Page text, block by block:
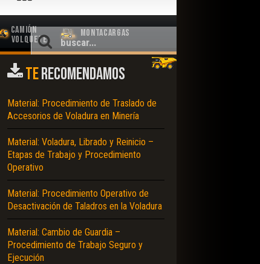
Camión
Volquete
Montacargas
TERECOMENDAMOS
Material: Procedimiento de Traslado de
Accesorios de Voladura en Minería
Material: Voladura, Librado y Reinicio –
Etapas de Trabajo y Procedimiento
Operativo
Material: Procedimiento Operativo de
Desactivación de Taladros en la Voladura
Material: Cambio de Guardia –
Procedimiento de Trabajo Seguro y
Ejecución